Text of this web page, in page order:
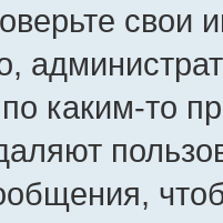
свои
каким-то